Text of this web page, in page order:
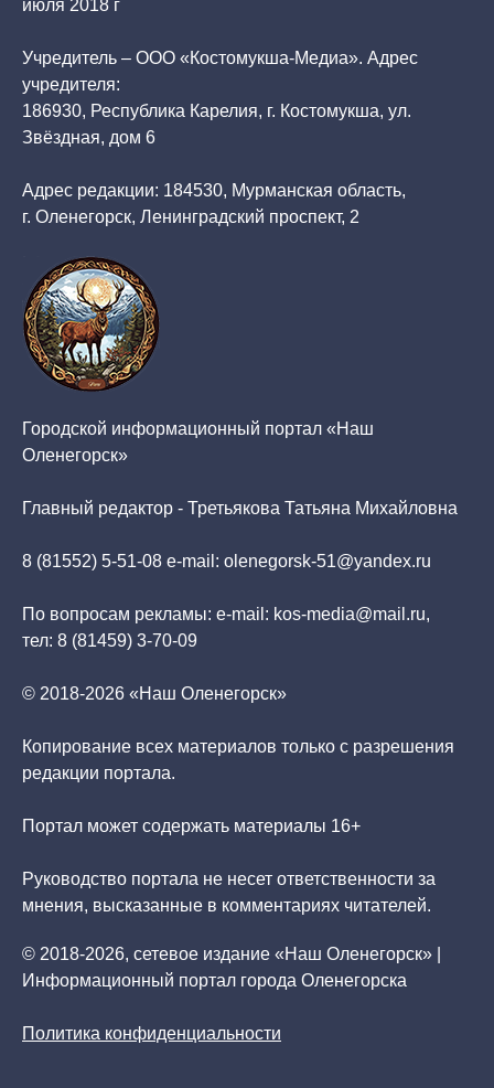
июля 2018 г
Учредитель – ООО «Костомукша-Медиа». Адрес
учредителя:
186930, Республика Карелия, г. Костомукша, ул.
Звёздная, дом 6
Адрес редакции: 184530, Мурманская область,
г. Оленегорск, Ленинградский проспект, 2
Городской информационный портал «Наш
Оленегорск»
Главный редактор - Третьякова Татьяна Михайловна
8 (81552) 5-51-08 e-mail: olenegorsk-51@yandex.ru
По вопросам рекламы: e-mail: kos-media@mail.ru,
тел: 8 (81459) 3-70-09
© 2018-2026 «Наш Оленегорск»
Копирование всех материалов только с разрешения
редакции портала.
Портал может содержать материалы 16+
Руководство портала не несет ответственности за
мнения, высказанные в комментариях читателей.
© 2018-2026, сетевое издание «Наш Оленегорск» |
Информационный портал города Оленегорска
Политика конфиденциальности